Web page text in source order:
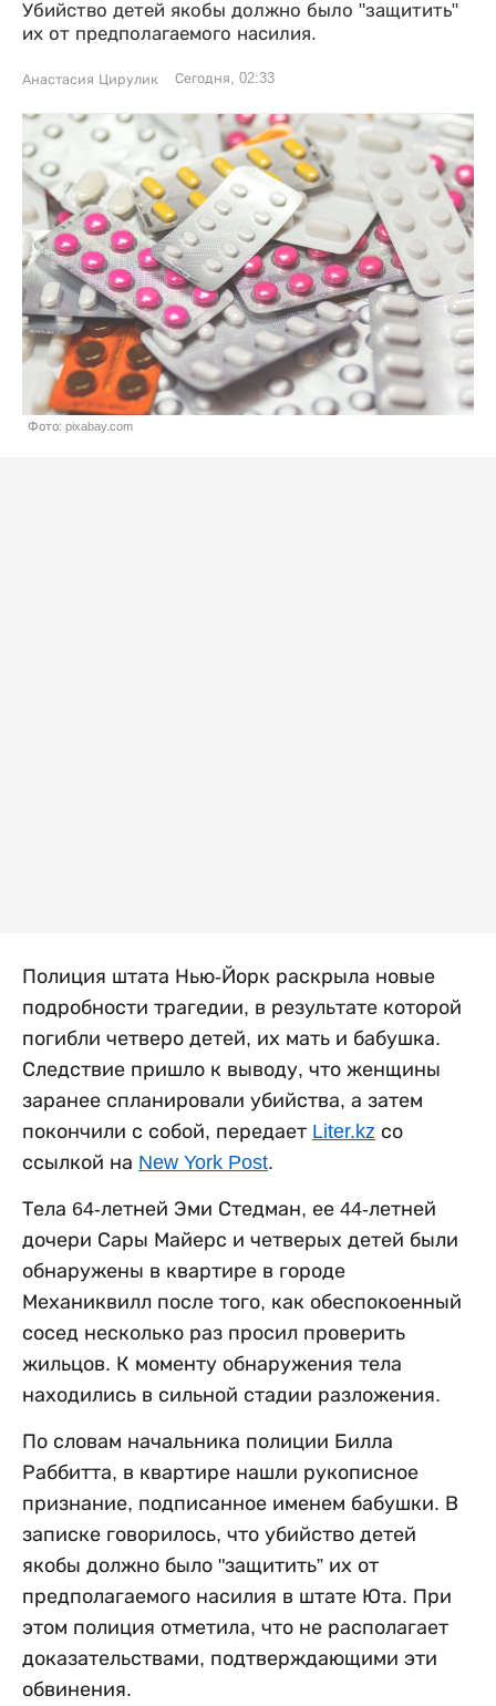
Убийство детей якобы должно было "защитить"
их от предполагаемого насилия.
Анастасия Цирулик Сегодня, 02:33
Фото: pixabay.com
Полиция штата Нью-Йорк раскрыла новые
подробности трагедии, в результате которой
погибли четверо детей, их мать и бабушка.
Следствие пришло к выводу, что женщины
заранее спланировали убийства, а затем
покончили с собой, передает Liter.kz со
ссылкой на New York Post.
Тела 64-летней Эми Стедман, ее 44-летней
дочери Сары Майерс и четверых детей были
обнаружены в квартире в городе
Механиквилл после того, как обеспокоенный
сосед несколько раз просил проверить
жильцов. К моменту обнаружения тела
находились в сильной стадии разложения.
По словам начальника полиции Билла
Раббитта, в квартире нашли рукописное
признание, подписанное именем бабушки. В
записке говорилось, что убийство детей
якобы должно было "защитить” их от
предполагаемого насилия в штате Юта. При
этом полиция отметила, что не располагает
доказательствами, подтверждающими эти
обвинения.